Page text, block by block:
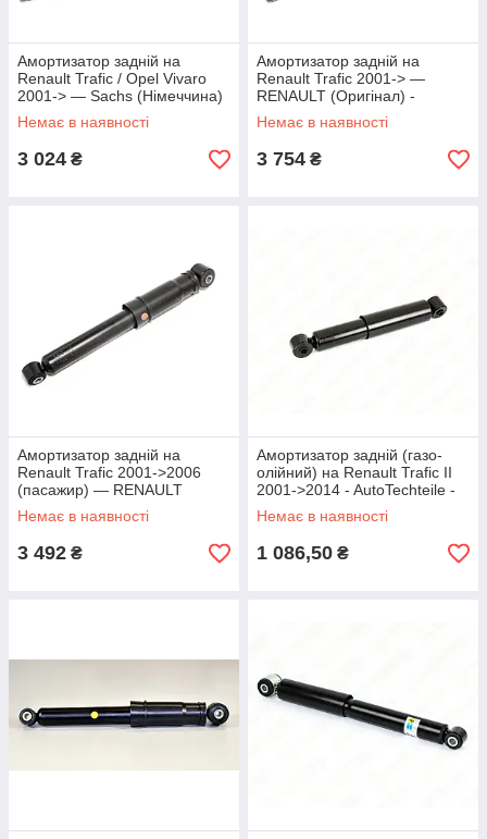
Амортизатор задній на
Renault Trafic / Opel Vivaro
2001-> — Sachs (Німеччина)
- 315 865
Немає в наявності
3 024 ₴
Амортизатор задній на
Renault Trafic 2001-> —
RENAULT (Оригінал) -
8200726567
Немає в наявності
3 754 ₴
Амортизатор задній на
Renault Trafic 2001->2006
(пасажир) — RENAULT
(Оригінал) - 7701066497
Немає в наявності
3 492 ₴
Амортизатор задній (газо-
олійний) на Renault Trafic II
2001->2014 - AutoTechteile -
5020306
Немає в наявності
1 086,50 ₴